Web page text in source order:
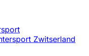
Zwitserland